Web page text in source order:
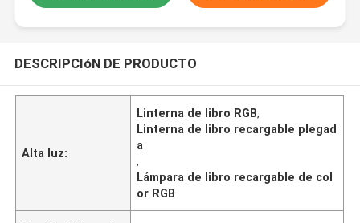
DESCRIPCIóN DE PRODUCTO
Alta luz:
Linterna de libro RGB,
Linterna de libro recargable plegad
a
,
Lámpara de libro recargable de col
or RGB